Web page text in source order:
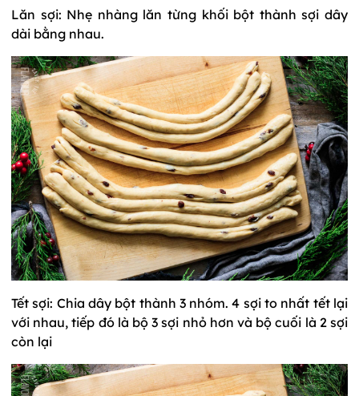
Lăn sợi: Nhẹ nhàng lăn từng khối bột thành sợi dây
dài bằng nhau.
Tết sợi: Chia dây bột thành 3 nhóm. 4 sợi to nhất tết lại
với nhau, tiếp đó là bộ 3 sợi nhỏ hơn và bộ cuối là 2 sợi
còn lại